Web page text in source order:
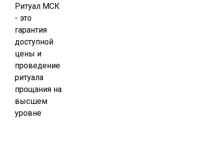
Ритуал МСК
- это
гарантия
доступной
цены и
проведение
ритуала
прощания на
высшем
уровне